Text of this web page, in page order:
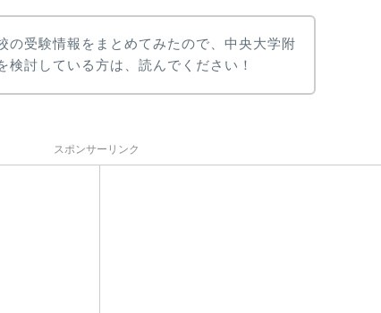
の受験情報をまとめてみたので、中央大学附
検討している方は、読んでください！
スポンサーリンク